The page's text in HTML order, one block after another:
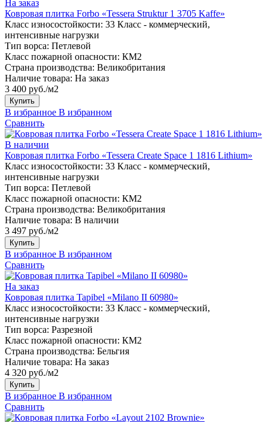
На заказ
Ковровая плитка Forbo «Tessera Struktur 1 3705 Kaffe»
Класс износостойкости: 33 Класс - коммерческий,
интенсивные нагрузки
Тип ворса: Петлевой
Класс пожарной опасности: КМ2
Страна производства: Великобритания
Наличие товара: На заказ
3 400 руб./м2
Купить
В избранное В избранном
Сравнить
В наличии
Ковровая плитка Forbo «Tessera Create Space 1 1816 Lithium»
Класс износостойкости: 33 Класс - коммерческий,
интенсивные нагрузки
Тип ворса: Петлевой
Класс пожарной опасности: КМ2
Страна производства: Великобритания
Наличие товара: В наличии
3 497 руб./м2
Купить
В избранное В избранном
Сравнить
На заказ
Ковровая плитка Tapibel «Milano II 60980»
Класс износостойкости: 33 Класс - коммерческий,
интенсивные нагрузки
Тип ворса: Разрезной
Класс пожарной опасности: КМ2
Страна производства: Бельгия
Наличие товара: На заказ
4 320 руб./м2
Купить
В избранное В избранном
Сравнить